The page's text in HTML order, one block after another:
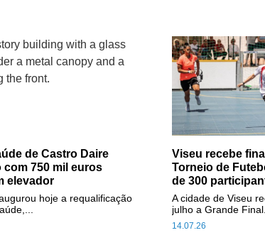
de Castro Daire
com 750 mil euros
elevador
hoje a requalificação
Viseu recebe
Torneio de
de 300
14.07.26
A cidade de Viseu
julho a Grande